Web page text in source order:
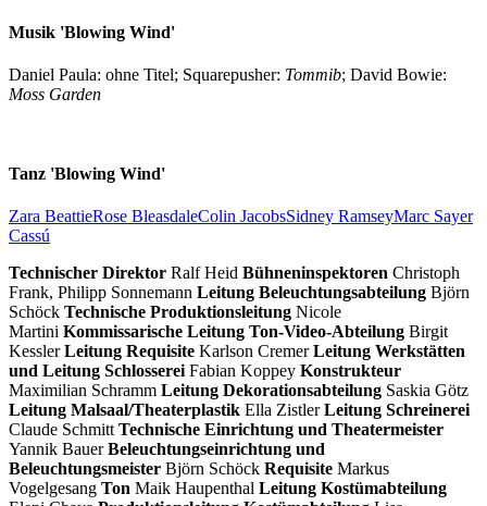
Musik 'Blowing Wind'
Daniel Paula: ohne Titel; Squarepusher: Tommib; David Bowie:
Moss Garden
Tanz 'Blowing Wind'
Zara BeattieRose BleasdaleColin JacobsSidney RamseyMarc Sayer
Cassú
Technischer Direktor Ralf Heid Bühneninspektoren Christoph
Frank, Philipp Sonnemann Leitung Beleuchtungsabteilung Björn
Schöck Technische Produktionsleitung Nicole
Martini Kommissarische Leitung Ton-Video-Abteilung Birgit
KesslerLeitung Requisite Karlson CremerLeitung Werkstätten
und Leitung Schlosserei Fabian Koppey Konstrukteur
Maximilian Schramm Leitung Dekorationsabteilung Saskia Götz
Leitung Malsaal/Theaterplastik Ella ZistlerLeitung Schreinerei
Claude Schmitt Technische Einrichtung und Theatermeister
Yannik BauerBeleuchtungseinrichtung und
Beleuchtungsmeister Björn Schöck Requisite Markus
Vogelgesang Ton Maik Haupenthal Leitung Kostümabteilung